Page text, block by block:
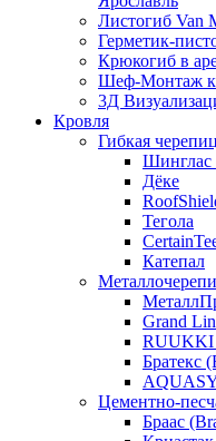
Листогиб Van
Герметик-
Крюкогиб в
Шеф-Монтаж
3Д
Кровля
Гибкая
Шинглас
Дёке
Тегола
Катепал
Grand
RUUKKI
Братекс
Цементно-
Браас